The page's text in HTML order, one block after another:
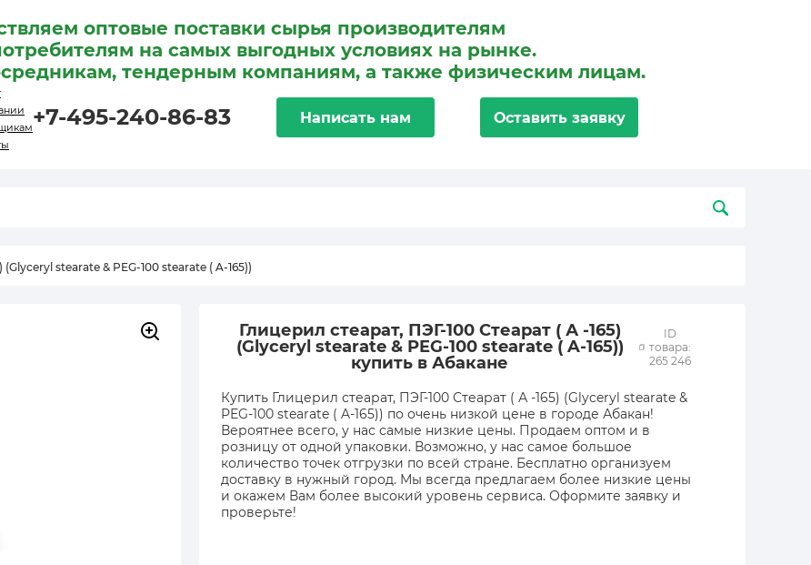
оптовые поставки сырья производителям
на самых выгодных условиях на рынке.
тендерным компаниям, а также физическим лицам.
+7-495-240-86-83 Написать нам Оставить заявку
stearate & PEG-100 stearate ( A-165))
Глицерил стеарат, ПЭГ-100 Стеарат ( А -165)
(Glyceryl stearate & PEG-100 stearate ( A-165))
купить в Абакане
ID
товара:
265 246
Купить Глицерил стеарат, ПЭГ-100 Стеарат ( А -165) (Glyceryl stearate &
PEG-100 stearate ( A-165)) по очень низкой цене в городе Абакан!
Вероятнее всего, у нас самые низкие цены. Продаем оптом и в
розницу от одной упаковки. Возможно, у нас самое большое
количество точек отгрузки по всей стране. Бесплатно организуем
доставку в нужный город. Мы всегда предлагаем более низкие цены
и окажем Вам более высокий уровень сервиса. Оформите заявку и
проверьте!